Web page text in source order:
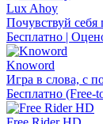
Lux Ahoy
Почувствуй себя
Бесплатно |
Knoword
Игра в слова, с
Бесплатно (Free-